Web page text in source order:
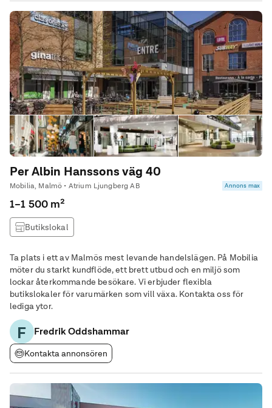
Per Albin Hanssons väg 40
Mobilia, Malmö • Atrium Ljungberg AB Annons max
1–1 500 m²
Butikslokal
Ta plats i ett av Malmös mest levande handelslägen. På Mobilia
möter du starkt kundflöde, ett brett utbud och en miljö som
lockar återkommande besökare. Vi erbjuder flexibla
butikslokaler för varumärken som vill växa. Kontakta oss för
lediga ytor.
F Fredrik Oddshammar
Kontakta annonsören